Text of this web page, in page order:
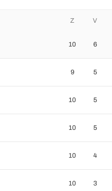
Z V
10 6
9 5
10 5
10 5
10 4
10 3